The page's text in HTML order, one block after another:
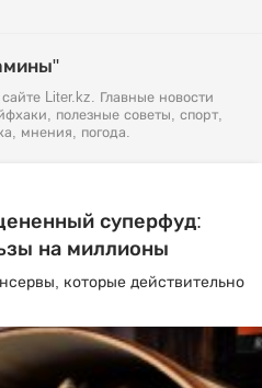
Liter.kz. Главные новости
полезные советы, спорт,
мнения, погода.
суперфуд:
на миллионы
которые действительно